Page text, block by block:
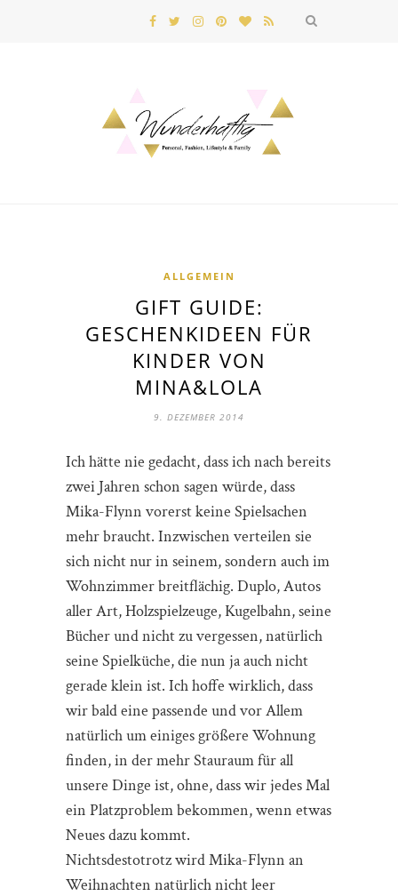
ALLGEMEIN
GIFT GUIDE:
GESCHENKIDEEN FÜR
KINDER VON
MINA&LOLA
9. DEZEMBER 2014
Ich hätte nie gedacht, dass ich nach bereits
zwei Jahren schon sagen würde, dass
Mika-Flynn vorerst keine Spielsachen
mehr braucht. Inzwischen verteilen sie
sich nicht nur in seinem, sondern auch im
Wohnzimmer breitflächig. Duplo, Autos
aller Art, Holzspielzeuge, Kugelbahn, seine
Bücher und nicht zu vergessen, natürlich
seine Spielküche, die nun ja auch nicht
gerade klein ist. Ich hoffe wirklich, dass
wir bald eine passende und vor Allem
natürlich um einiges größere Wohnung
finden, in der mehr Stauraum für all
unsere Dinge ist, ohne, dass wir jedes Mal
ein Platzproblem bekommen, wenn etwas
Neues dazu kommt.
Nichtsdestotrotz wird Mika-Flynn an
Weihnachten natürlich nicht leer